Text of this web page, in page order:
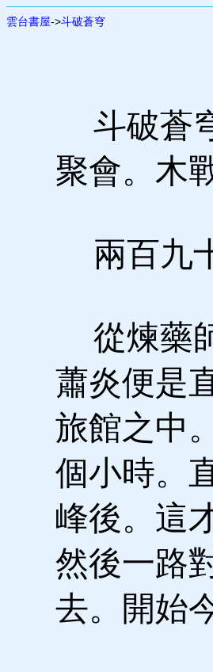
雲台書屋->斗破蒼穹
斗破蒼
聚會。木
兩百九
從煉藥
蕭炎便是
旅館之中
個小時。
峰後。這
然後一路
去。開始